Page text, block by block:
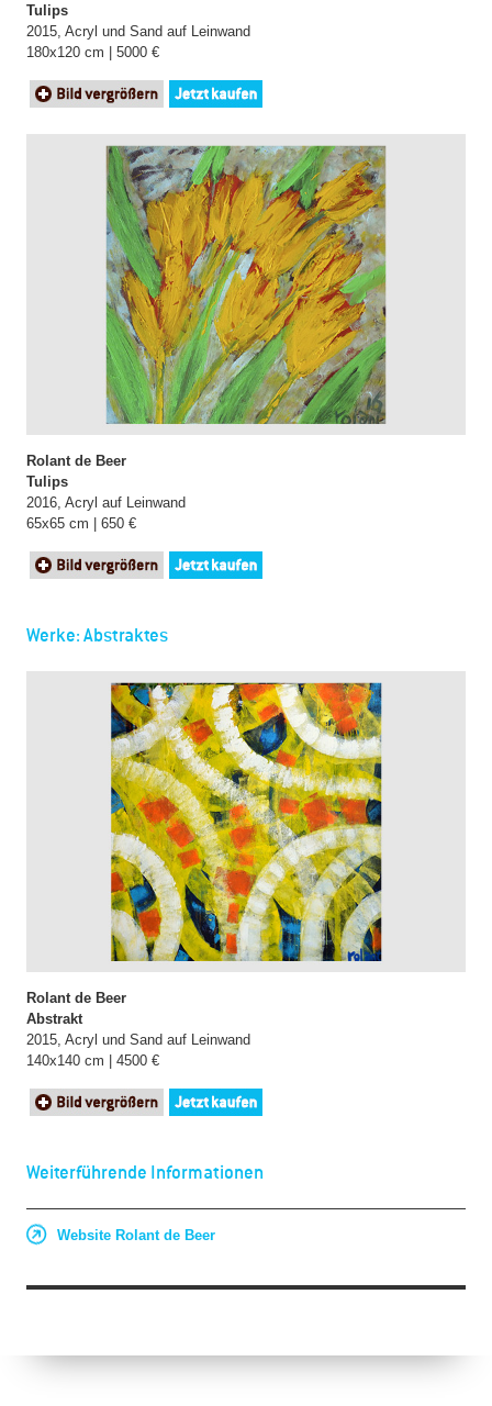
Tulips
2015, Acryl und Sand auf Leinwand
180x120 cm | 5000 €
Rolant de Beer
Tulips
2016, Acryl auf Leinwand
65x65 cm | 650 €
Werke: Abstraktes
Rolant de Beer
Abstrakt
2015, Acryl und Sand auf Leinwand
140x140 cm | 4500 €
Weiterführende Informationen
Website Rolant de Beer